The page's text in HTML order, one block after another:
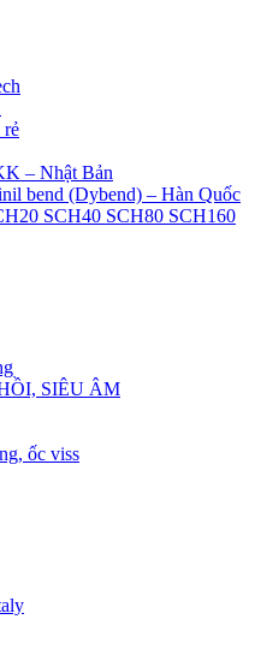
rẻ
– Nhật Bản
bend (Dybend) – Hàn Quốc
SCH40 SCH80 SCH160
SIÊU ÂM
ốc viss